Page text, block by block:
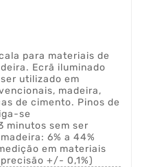
para materiais de
Ecrã iluminado
utilizado em
madeira,
de cimento. Pinos de
se
minutos sem ser
6% a 44%
em materiais
+/- 0,1%)